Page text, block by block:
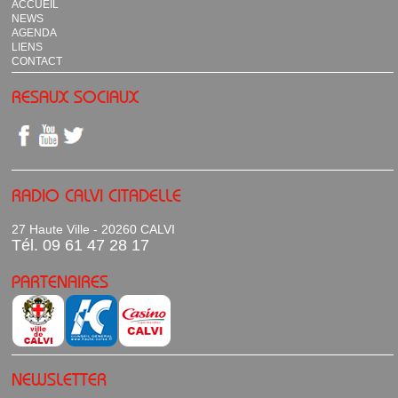
ACCUEIL
NEWS
AGENDA
LIENS
CONTACT
RESAUX SOCIAUX
RADIO CALVI CITADELLE
27 Haute Ville - 20260 CALVI
Tél. 09 61 47 28 17
PARTENAIRES
NEWSLETTER